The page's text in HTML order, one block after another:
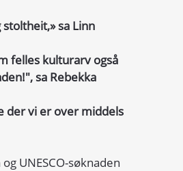
sa Linn
felles kulturarv også
sa Rebekka
der vi er over middels
UNESCO-søknaden